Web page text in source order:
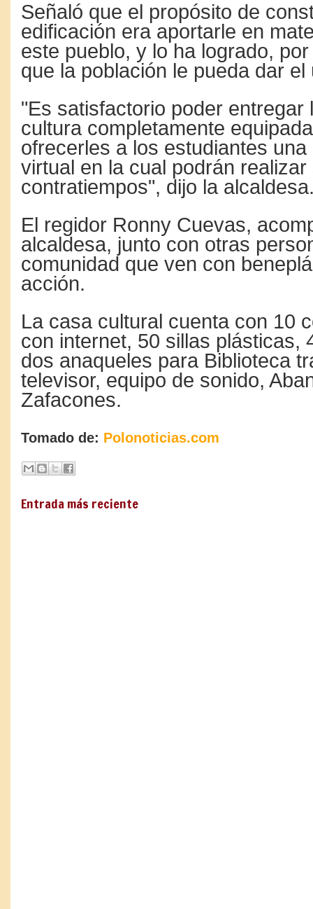
Señaló que el propósito de
edificación era aportarle en
este pueblo, y lo ha logrado,
que la población le pueda dar el
"Es satisfactorio poder entregar
cultura completamente
ofrecerles a los estudiantes una
virtual en la cual podrán
contratiempos", dijo la
El regidor Ronny Cuevas,
alcaldesa, junto con otras
comunidad que ven con
acción.
La casa cultural cuenta con 10
con internet, 50 sillas plásticas,
dos anaqueles para Biblioteca
televisor, equipo de sonido,
Zafacones.
Tomado de: Polonoticias.com
Entrada más reciente